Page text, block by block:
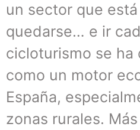
un sector que
quedarse… e ir
cicloturismo se ha
como un motor
España,
zonas rurales.